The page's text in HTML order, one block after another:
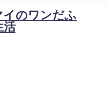
イのワンだふ
活